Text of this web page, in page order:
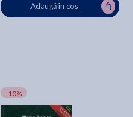
Adaugă în coș
-10%